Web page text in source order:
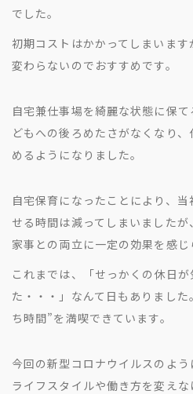
でした。
初期コストはかかってしまいま
変わらないのでおすすめです。
自宅兼仕事場を綺麗な状態に保
どもへの後ろめたさがなくなり
めるようになりました。
自宅保育になったことにより、
せる時間は減ってしまいました
家事との両立に一定の効果を感じ
これまでは、「せっかくの休日
た・・・」なんて日もありまし
ち時間”を満喫できています。
今回の新型コロナウイルスのよう
ライフスタイルや働き方を変え